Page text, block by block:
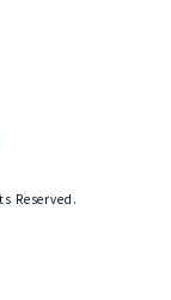
Reserved.